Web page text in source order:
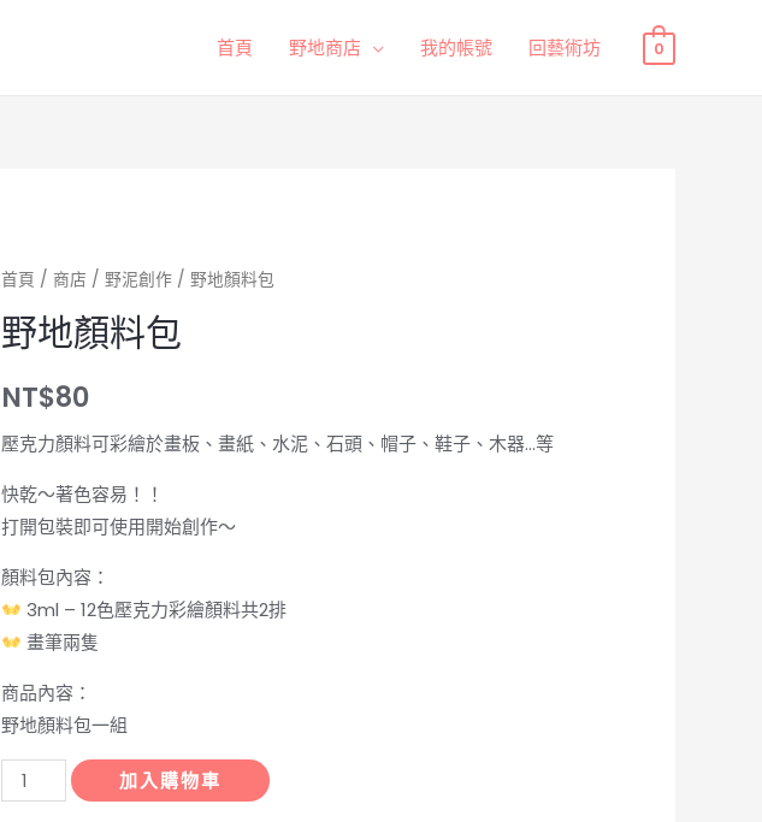
首頁 野地商店 我的帳號 回藝術坊 0
首頁 / 商店 / 野泥創作 / 野地顏料包
野地顏料包
NT$80
壓克力顏料可彩繪於畫板、畫紙、水泥、石頭、帽子、鞋子、木器…等
快乾～著色容易！！
打開包裝即可使用開始創作～
顏料包內容：
3ml – 12色壓克力彩繪顏料共2排
畫筆兩隻
商品內容：
野地顏料包一組
地
加入購物車